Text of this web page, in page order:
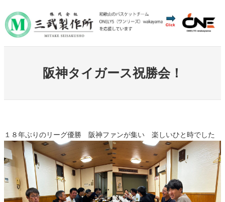
容
を
ス
阪神タイガース祝勝会！
１８年ぶりのリーグ優勝 阪神ファンが集い 楽しいひと時でした